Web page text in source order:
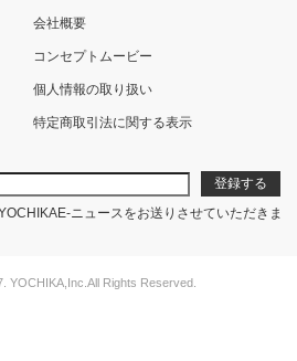
会社概要
コンセプトムービー
個人情報の取り扱い
特定商取引法に関する表示
ニュースをお送りさせていただきま
YOCHIKA,Inc.All Rights Reserved.